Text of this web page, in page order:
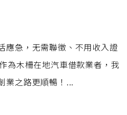
應急，无需聯徵、不用收入證
為木柵在地汽車借款業者，我
業之路更順暢！...